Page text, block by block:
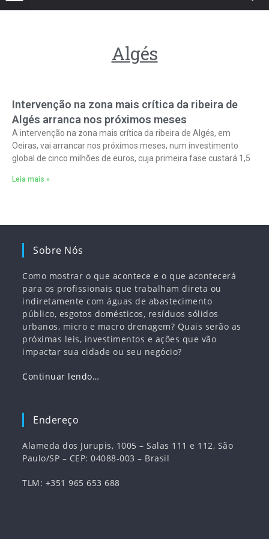
Algés
Intervenção na zona mais crítica da ribeira de
Algés arranca nos próximos meses
A intervenção na zona mais crítica da ribeira de Algés, em
Oeiras, vai arrancar nos próximos meses, num investimento
global de cinco milhões de euros, cuja primeira fase custará 1,5
Leia mais »
Sobre Nós
Como mostrar o que acontece e o que acontecerá
para os profissionais que trabalham direta ou
indiretamente com águas de abastecimento
público, esgotos domésticos, resíduos sólidos
urbanos, micro e macro drenagem? Quais serão as
próximas leis, investimentos e ações que vão
impactar sua cidade ou seu negócio?
Continuar lendo…
Endereço
Alameda dos Jurupis, 1005 – Salas 111 e 112, São
Paulo/SP – CEP: 04088-003 – Brasil
TLM: +351 965 653 688